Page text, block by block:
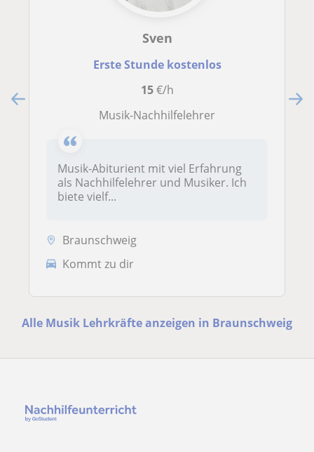
Sven
Erste Stunde kostenlos
15€/h
Musik-Nachhilfelehrer
Musik-Abiturient mit viel Erfahrung
als Nachhilfelehrer und Musiker. Ich
biete vielf...
Braunschweig
Kommt zu dir
Alle Musik Lehrkräfte anzeigen in Braunschweig